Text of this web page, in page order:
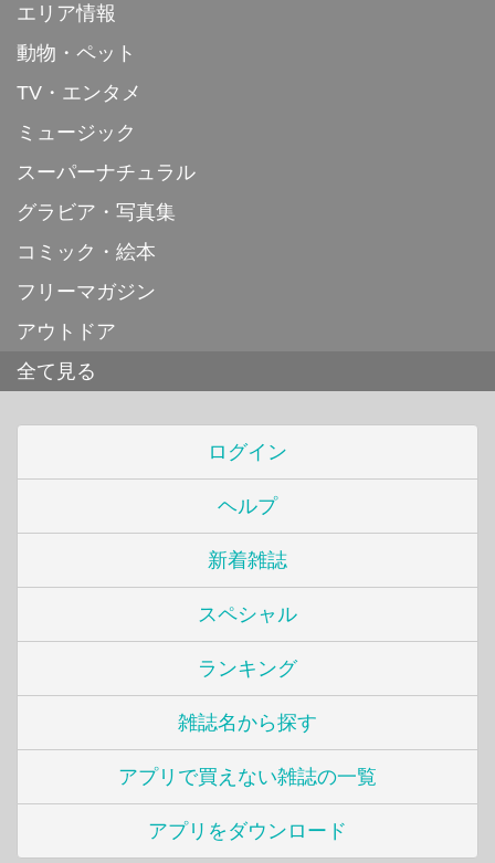
エリア情報
動物・ペット
TV・エンタメ
ミュージック
スーパーナチュラル
グラビア・写真集
コミック・絵本
フリーマガジン
アウトドア
全て見る
ログイン
ヘルプ
新着雑誌
スペシャル
ランキング
雑誌名から探す
アプリで買えない雑誌の一覧
アプリをダウンロード